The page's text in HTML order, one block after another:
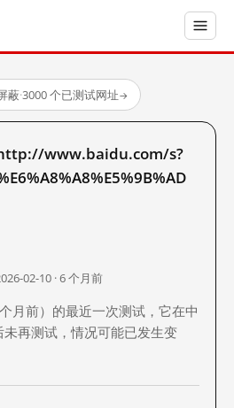
蔽·3000 个已测试网址→
www.baidu.com/s?
02-10 · 6 个月前
月前）的最近一次测试，它在中
再测试，情况可能已发生变